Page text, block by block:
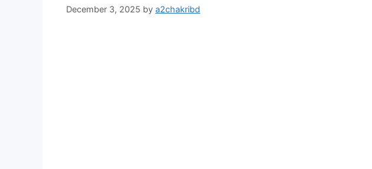
December 3, 2025 by a2chakribd